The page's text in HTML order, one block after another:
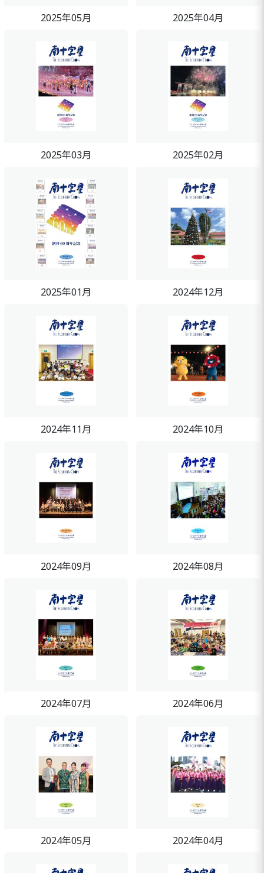
2025年05月 2025年04月
2025年03月 2025年02月
2025年01月 2024年12月
2024年11月 2024年10月
2024年09月 2024年08月
2024年07月 2024年06月
2024年05月 2024年04月